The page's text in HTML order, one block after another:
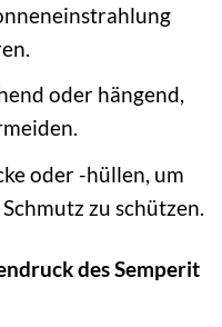
oder hängend,
oder -hüllen, um
zu schützen.
des Semperit